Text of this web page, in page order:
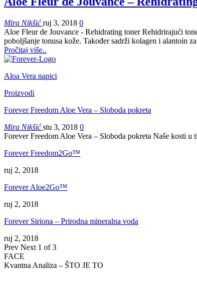
Mira Nikšićruj 3, 2018 0
Aloe Fleur de Jouvance - Rehidrating toner Rehidrirajući
poboljšanje tonusa kože. Također sadrži kolagen i alantoin
Pročitaj više..
Aloa Vera napici
Proizvodi
Forever Freedom Aloe Vera – Sloboda pokreta
Mira Nikšićstu 3, 2018 0
Forever Freedom Aloe Vera – Sloboda pokreta Naše kosti
Forever Freedom2Go™
ruj 2, 2018
Forever Aloe2Go™
ruj 2, 2018
Forever Siriona – Prirodna mineralna voda
ruj 2, 2018
Prev Next 1 of 3
FACE
Kvantna Analiza – ŠTO JE TO